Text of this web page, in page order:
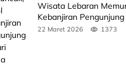
Wisata Lebaran
Kebanjiran
Kedua
22 Maret 2026 1373